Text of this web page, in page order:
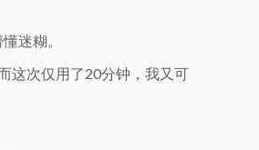
迷糊。
这次仅用了20分钟，我又可